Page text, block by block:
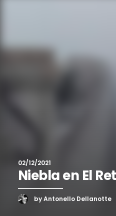
02/12/2021
Niebla en El
by Antonello Dellanotte